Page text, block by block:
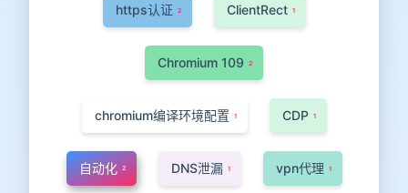
https认证 2 ClientRect 1
Chromium 109 2
chromium编译环境配置 1 CDP 1
自动化 2 DNS泄漏 1 vpn代理 1